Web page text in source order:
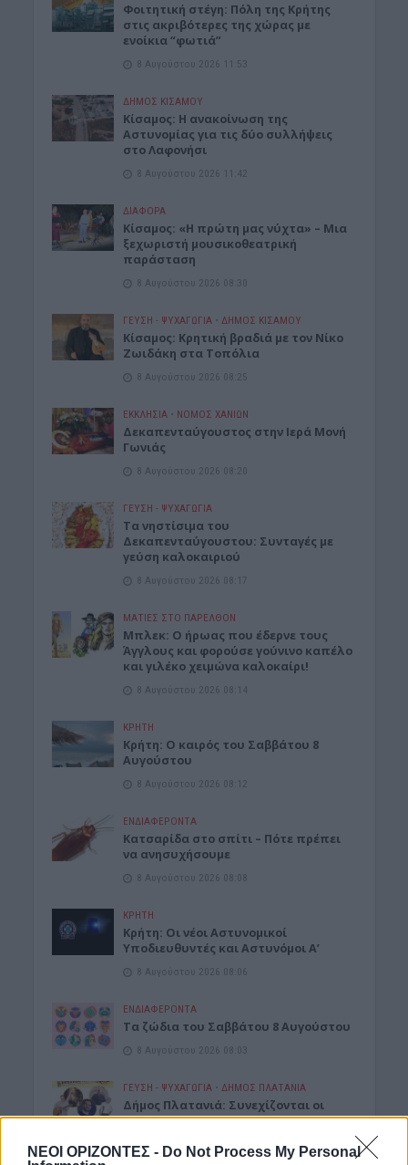
ΝΕΟΙ ΟΡΙΖΟΝΤΕΣ - Do Not Process My Personal
Φοιτητική στέγη: Πόλη της Κρήτης
στις ακριβότερες της χώρας με
ενοίκια “φωτιά”
8 Αυγούστου 2026 11:53
ΔΉΜΟΣ ΚΙΣΆΜΟΥ
Κίσαμος: Η ανακοίνωση της
Αστυνομίας για τις δύο συλλήψεις
στο Λαφονήσι
8 Αυγούστου 2026 11:42
ΔΙΆΦΟΡΑ
Κίσαμος: «Η πρώτη μας νύχτα» – Μια
ξεχωριστή μουσικοθεατρική
παράσταση
8 Αυγούστου 2026 08:30
ΓΕΎΣΗ - ΨΥΧΑΓΩΓΊΑ • ΔΉΜΟΣ ΚΙΣΆΜΟΥ
Kίσαμος: Κρητική βραδιά με τον Νίκο
Ζωιδάκη στα Τοπόλια
8 Αυγούστου 2026 08:25
ΕΚΚΛΗΣΙΑ • ΝΟΜΌΣ ΧΑΝΊΩΝ
Δεκαπενταύγουστος στην Ιερά Μονή
Γωνιάς
8 Αυγούστου 2026 08:20
ΓΕΎΣΗ - ΨΥΧΑΓΩΓΊΑ
Τα νηστίσιμα του
Δεκαπενταύγουστου: Συνταγές με
γεύση καλοκαιριού
8 Αυγούστου 2026 08:17
ΜΑΤΙΕΣ ΣΤΟ ΠΑΡΕΛΘΟΝ
Μπλεκ: O ήρωας που έδερνε τους
Άγγλους και φορούσε γούνινο καπέλο
και γιλέκο χειμώνα καλοκαίρι!
8 Αυγούστου 2026 08:14
ΚΡΗΤΗ
Κρήτη: O καιρός του Σαββάτου 8
Αυγούστου
8 Αυγούστου 2026 08:12
ΕΝΔΙΑΦΕΡΟΝΤΑ
Κατσαρίδα στο σπίτι – Πότε πρέπει
να ανησυχήσουμε
8 Αυγούστου 2026 08:08
ΚΡΗΤΗ
Κρήτη: Οι νέοι Αστυνομικοί
Υποδιευθυντές και Αστυνόμοι Α’
8 Αυγούστου 2026 08:06
ΕΝΔΙΑΦΕΡΟΝΤΑ
Tα ζώδια του Σαββάτου 8 Αυγούστου
8 Αυγούστου 2026 08:03
ΓΕΎΣΗ - ΨΥΧΑΓΩΓΊΑ • ΔΉΜΟΣ ΠΛΑΤΑΝΙΆ
Δήμος Πλατανιά: Συνεχίζονται οι
εκδηλώσεις “Πολιτιστικό Καλοκαίρι
ΤΟΥΡΙΣΜΟΣ”